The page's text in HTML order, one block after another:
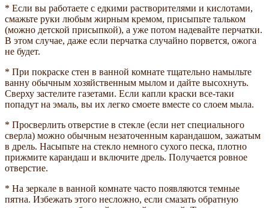
* Если вы работаете с едкими растворителями и кислотами,
смажьте руки любым жирным кремом, присыпьте тальком
(можно детской присыпкой), а уже потом надевайте перчатки.
В этом случае, даже если перчатка случайно порвется, ожога
не будет.
* При покраске стен в ванной комнате тщательно намыльте
ванну обычным хозяйственным мылом и дайте высохнуть.
Сверху застелите газетами. Если капли краски все-таки
попадут на эмаль, вы их легко смоете вместе со слоем мыла.
* Просверлить отверстие в стекле (если нет специального
сверла) можно обычным незаточенным карандашом, зажатым
в дрель. Насыпьте на стекло немного сухого песка, плотно
прижмите карандаш и включите дрель. Получается ровное
отверстие.
* На зеркале в ванной комнате часто появляются темные
пятна. Избежать этого несложно, если смазать обратную